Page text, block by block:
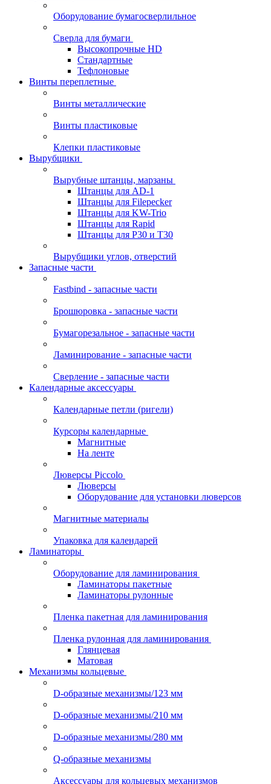
Оборудование бумагосверлильное
Сверла для бумаги
Высокопрочные HD
Стандартные
Тефлоновые
Винты переплетные
Винты металлические
Винты пластиковые
Клепки пластиковые
Вырубщики
Вырубные штанцы, марзаны
Штанцы для AD-1
Штанцы для Filepecker
Штанцы для KW-Trio
Штанцы для Rapid
Штанцы для Р30 и Т30
Вырубщики углов, отверстий
Запасные части
Fastbind - запасные части
Брошюровка - запасные части
Бумагорезальное - запасные части
Ламинирование - запасные части
Сверление - запасные части
Календарные аксессуары
Календарные петли (ригели)
Курсоры календарные
Магнитные
На ленте
Люверсы Piccolo
Люверсы
Оборудование для установки люверсов
Магнитные материалы
Упаковка для календарей
Ламинаторы
Оборудование для ламинирования
Ламинаторы пакетные
Ламинаторы рулонные
Пленка пакетная для ламинирования
Пленка рулонная для ламинирования
Глянцевая
Матовая
Механизмы кольцевые
D-образные механизмы/123 мм
D-образные механизмы/210 мм
D-образные механизмы/280 мм
Q-образные механизмы
Аксессуары для кольцевых механизмов